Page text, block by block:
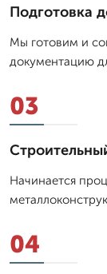
Подготовка
Мы готовим и
документацию
03
Начинается
04